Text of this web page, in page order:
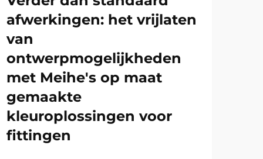
afwerkingen: het vrijlaten
van
ontwerpmogelijkheden
met Meihe's op maat
gemaakte
kleuroplossingen voor
fittingen